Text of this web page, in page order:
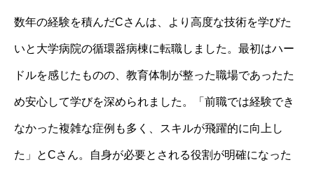
数年の経験を積んだCさんは、より高度な技術を学びた
いと大学病院の循環器病棟に転職しました。最初はハー
ドルを感じたものの、教育体制が整った職場であったた
め安心して学びを深められました。「前職では経験でき
なかった複雑な症例も多く、スキルが飛躍的に向上し
た」とCさん。自身が必要とされる役割が明確になった